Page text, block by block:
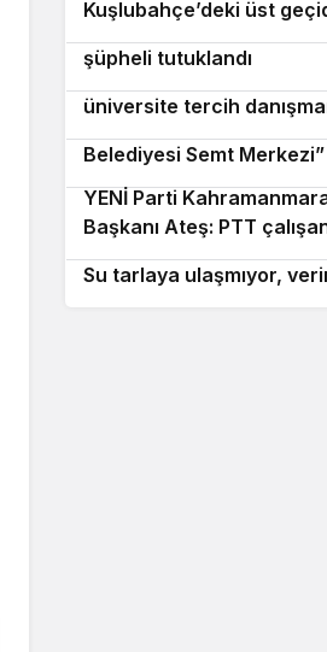
Kuşlubahçe’deki üst
kolaylığı
İzmir’de uyuşturucu
şüpheli tutuklandı
7
Urla Belediyesi’nden
üniversite tercih
Hayata yeniden açılan
Belediyesi Semt Merkezi”
9
YENİ Parti
Başkanı Ateş: PTT
vicdan istiyorum
10
Hakkari’de çiftçilerden
Su tarlaya ulaşmıyor,